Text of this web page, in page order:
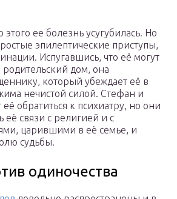
этого ее болезнь усугубилась. Но
эпилептические приступы,
Испугавшись, что её могут
родительский дом, она
который убеждает её в
нечистой силой. Стефан и
обратиться к психиатру, но они
её связи с религией и с
царившими в её семье, и
судьбы.
одиночества